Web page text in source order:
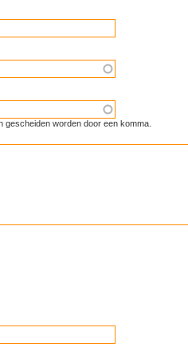
gescheiden worden door een komma.